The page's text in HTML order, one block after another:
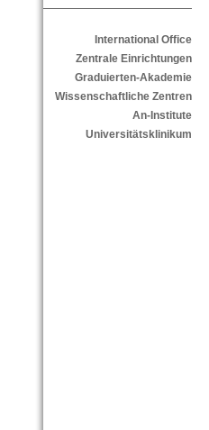
International Office
Zentrale Einrichtungen
Graduierten-Akademie
Wissenschaftliche Zentren
An-Institute
Universitätsklinikum